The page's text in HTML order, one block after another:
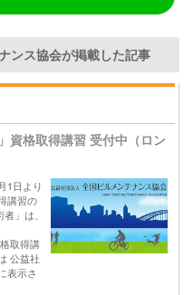
ンス協会が掲載した記事
資格取得講習 受付中（ロン
1日より
講習の
」は、
取得講
公益社
表示さ